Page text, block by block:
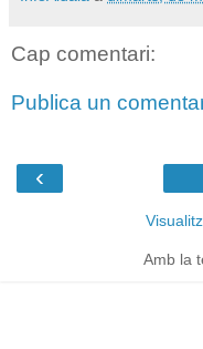
Cap comentari:
Publica un
‹
Amb la